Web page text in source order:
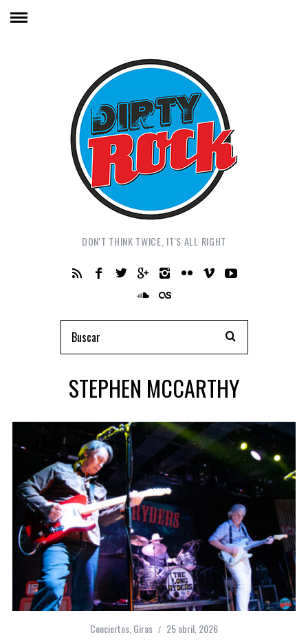
DON'T THINK TWICE, IT'S ALL RIGHT
STEPHEN MCCARTHY
Conciertos Giras 25 abril, 2026